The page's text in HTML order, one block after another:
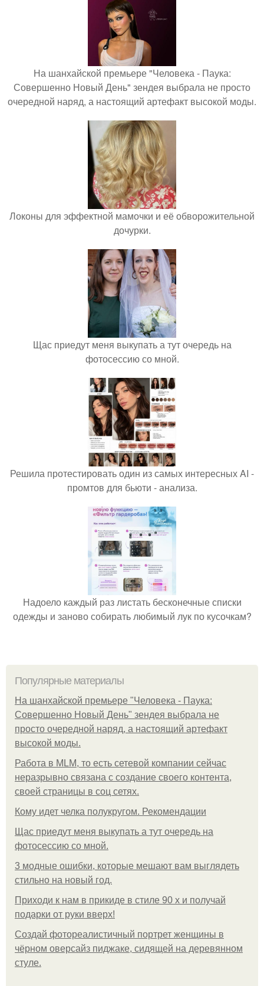
На шанхайской премьере "Человека - Паука:
Совершенно Новый День" зендея выбрала не просто
очередной наряд, а настоящий артефакт высокой моды.
Локоны для эффектной мамочки и её обворожительной
дочурки.
Щас приедут меня выкупать а тут очередь на
фотосессию со мной.
Решила протестировать один из самых интересных AI -
промтов для бьюти - анализа.
Надоело каждый раз листать бесконечные списки
одежды и заново собирать любимый лук по кусочкам?
Популярные материалы
На шанхайской премьере "Человека - Паука:
Совершенно Новый День" зендея выбрала не
просто очередной наряд, а настоящий артефакт
высокой моды.
Работа в MLM, то есть сетевой компании сейчас
неразрывно связана с создание своего контента,
своей страницы в соц сетях.
Кому идет челка полукругом. Рекомендации
Щас приедут меня выкупать а тут очередь на
фотосессию со мной.
3 модные ошибки, которые мешают вам выглядеть
стильно на новый год.
Приходи к нам в прикиде в стиле 90 х и получай
подарки от руки вверх!
Создай фотореалистичный портрет женщины в
чёрном оверсайз пиджаке, сидящей на деревянном
стуле.